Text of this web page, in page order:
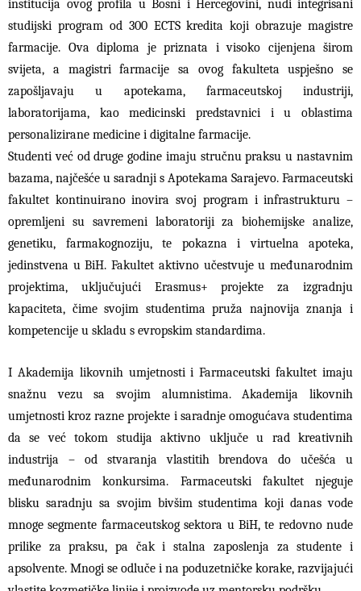
institucija ovog profila u Bosni i Hercegovini, nudi integrisani
studijski program od 300 ECTS kredita koji obrazuje magistre
farmacije. Ova diploma je priznata i visoko cijenjena širom
svijeta, a magistri farmacije sa ovog fakulteta uspješno se
zapošljavaju u apotekama, farmaceutskoj industriji,
laboratorijama, kao medicinski predstavnici i u oblastima
personalizirane medicine i digitalne farmacije.
Studenti već od druge godine imaju stručnu praksu u nastavnim
bazama, najčešće u saradnji s Apotekama Sarajevo. Farmaceutski
fakultet kontinuirano inovira svoj program i infrastrukturu –
opremljeni su savremeni laboratoriji za biohemijske analize,
genetiku, farmakognoziju, te pokazna i virtuelna apoteka,
jedinstvena u BiH. Fakultet aktivno učestvuje u međunarodnim
projektima, uključujući Erasmus+ projekte za izgradnju
kapaciteta, čime svojim studentima pruža najnovija znanja i
kompetencije u skladu s evropskim standardima.
I Akademija likovnih umjetnosti i Farmaceutski fakultet imaju
snažnu vezu sa svojim alumnistima. Akademija likovnih
umjetnosti kroz razne projekte i saradnje omogućava studentima
da se već tokom studija aktivno uključe u rad kreativnih
industrija – od stvaranja vlastitih brendova do učešća u
međunarodnim konkursima. Farmaceutski fakultet njeguje
blisku saradnju sa svojim bivšim studentima koji danas vode
mnoge segmente farmaceutskog sektora u BiH, te redovno nude
prilike za praksu, pa čak i stalna zaposlenja za studente i
apsolvente. Mnogi se odluče i na poduzetničke korake, razvijajući